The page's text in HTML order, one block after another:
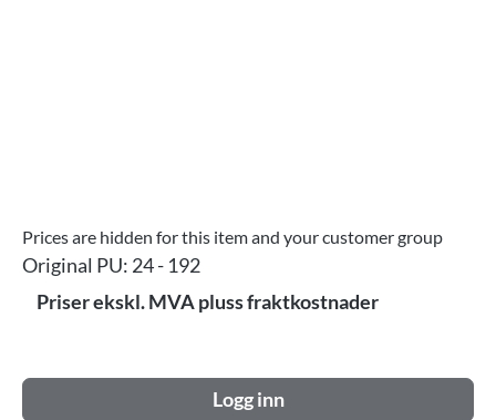
Prices are hidden for this item and your customer group
Original PU: 24 - 192
Priser ekskl. MVA pluss fraktkostnader
Logg inn